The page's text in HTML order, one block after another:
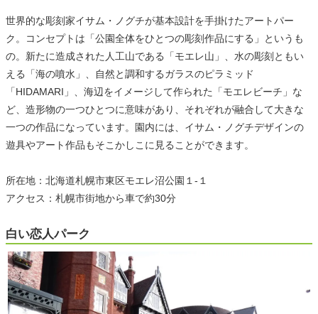
世界的な彫刻家イサム・ノグチが基本設計を手掛けたアートパー
ク。コンセプトは「公園全体をひとつの彫刻作品にする」というも
の。新たに造成された人工山である「モエレ山」、水の彫刻ともい
える「海の噴水」、自然と調和するガラスのピラミッド
「HIDAMARI」、海辺をイメージして作られた「モエレビーチ」な
ど、造形物の一つひとつに意味があり、それぞれが融合して大きな
一つの作品になっています。園内には、イサム・ノグチデザインの
遊具やアート作品もそこかしこに見ることができます。
所在地：北海道札幌市東区モエレ沼公園１-１
アクセス：札幌市街地から車で約30分
白い恋人パーク